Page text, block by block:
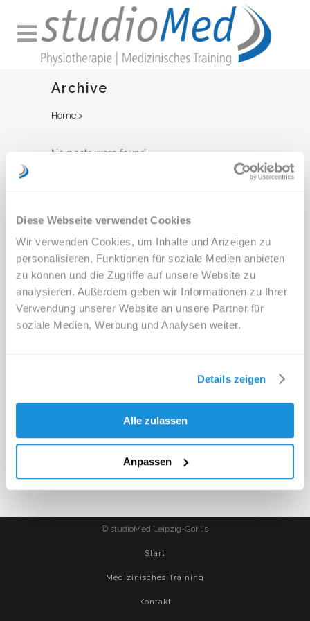
Diese Webseite verwendet Cookies
Wir verwenden Cookies, um Inhalte und Anzeigen zu
personalisieren, Funktionen für soziale Medien anbieten
zu können und die Zugriffe auf unsere Website zu
analysieren. Außerdem geben wir Informationen zu Ihrer
Verwendung unserer Website an unsere Partner für
soziale Medien, Werbung und Analysen weiter.
Details zeigen
Alle zulassen
Anpassen
Archive
Home >
No posts were found.
© studioMed Leipzig-Gohlis
Start
Medizinisches Training
Kontakt